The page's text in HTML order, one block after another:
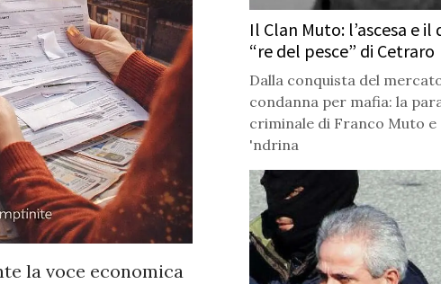
la voce economica
Il Clan Muto: l’ascesa e
“re del pesce” di Cetraro
Dalla conquista del
condanna per mafia: la
criminale di Franco Muto e
'ndrina